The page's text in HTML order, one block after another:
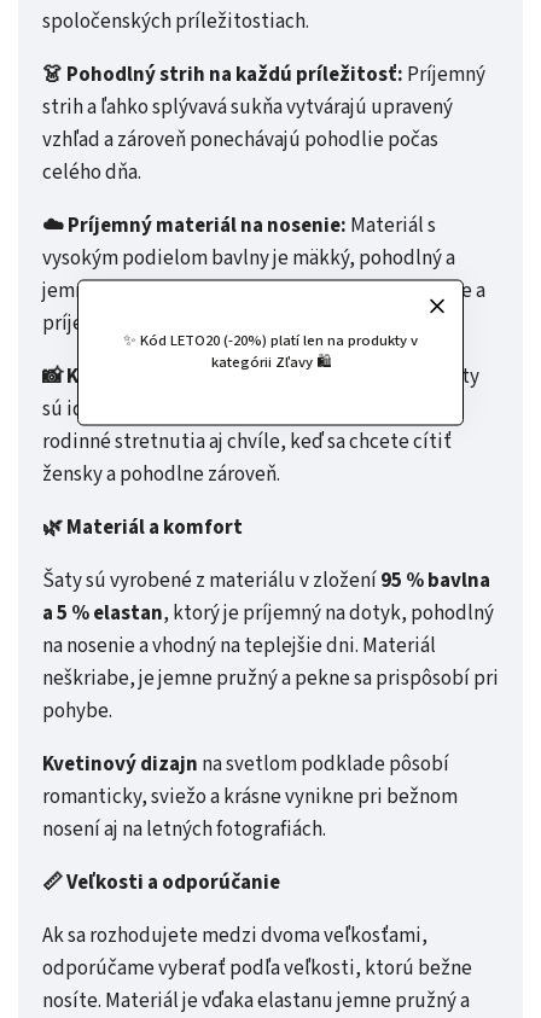
✨ Kód LETO20 (-20%) platí len na produkty v
kategórii Zľavy 🛍️
spoločenských príležitostiach.
👗 Pohodlný strih na každú príležitosť: Príjemný
strih a ľahko splývavá sukňa vytvárajú upravený
vzhľad a zároveň ponechávajú pohodlie počas
celého dňa.
☁️ Príjemný materiál na nosenie: Materiál s
vysokým podielom bavlny je mäkký, pohodlný a
jemne pružný, takže sa pekne prispôsobí postave a
príjemne sa nosí.
📸 Krásny model na leto aj spoločné chvíle:
Šaty
sú ideálnou voľbou na oslavy, fotenie, svadby,
rodinné stretnutia aj chvíle, keď sa chcete cítiť
žensky a pohodlne zároveň.
🌿 Materiál a komfort
Šaty sú vyrobené z materiálu v zložení95 % bavlna
a 5 % elastan, ktorý je príjemný na dotyk, pohodlný
na nosenie a vhodný na teplejšie dni. Materiál
neškriabe, je jemne pružný a pekne sa prispôsobí pri
pohybe.
Kvetinový dizajn na svetlom podklade pôsobí
romanticky, sviežo a krásne vynikne pri bežnom
nosení aj na letných fotografiách.
📏 Veľkosti a odporúčanie
Ak sa rozhodujete medzi dvoma veľkosťami,
odporúčame vyberať podľa veľkosti, ktorú bežne
nosíte. Materiál je vďaka elastanu jemne pružný a